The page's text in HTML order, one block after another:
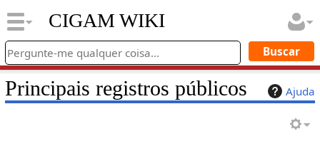
CIGAM WIKI
Ajuda
Principais registros públicos